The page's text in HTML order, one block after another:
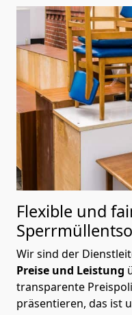
Flexible und
Wir sind der
Preise und Leistung
transparente
präsentieren, das ist